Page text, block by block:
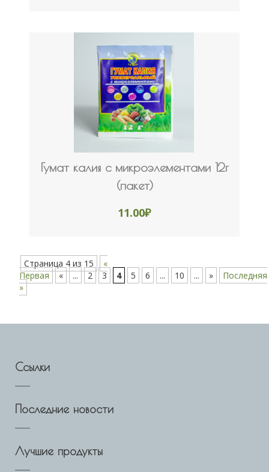
Гумат калия с микроэлементами 12г
(пакет)
11.00₽
Страница 4 из 15
«
Первая
« ... 2 3 4 5 6 ... 10 ... »
Последняя
»
Ссылки
Последние новости
Лучшие продукты